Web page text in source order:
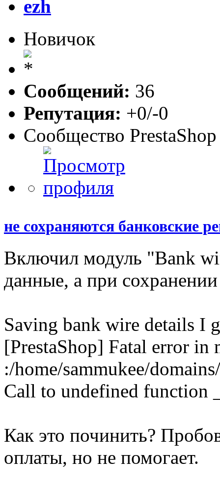
ezh
Новичок
Сообщений: 36
Репутация: +0/-0
Сообщество PrestaShop
не сохраняются банковские
Включил модуль "Bank
данные, а при
Saving bank wire details I
[PrestaShop] Fatal error in
:/home/sammukee/
Call to undefined function
Как это починить?
оплаты, но не помогает.